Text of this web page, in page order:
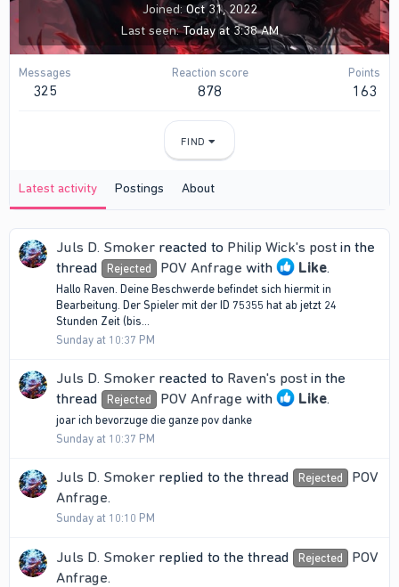
Joined Oct 31, 2022
Last seen Today at 3:38 AM
Messages
325
Reaction score
878
Points
163
FIND
Latest activity Postings About
Juls D. Smoker reacted to Philip Wick's post in the
thread
Rejected POV Anfrage with Like.
Hallo Raven. Deine Beschwerde befindet sich hiermit in
Bearbeitung. Der Spieler mit der ID 75355 hat ab jetzt 24
Stunden Zeit (bis...
Sunday at 10:37 PM
Juls D. Smoker reacted to Raven's post in the
thread
Rejected POV Anfrage with Like.
joar ich bevorzuge die ganze pov danke
Sunday at 10:37 PM
Juls D. Smoker replied to the thread Rejected
POV
Anfrage.
Sunday at 10:10 PM
Juls D. Smoker replied to the thread Rejected
POV
Anfrage.